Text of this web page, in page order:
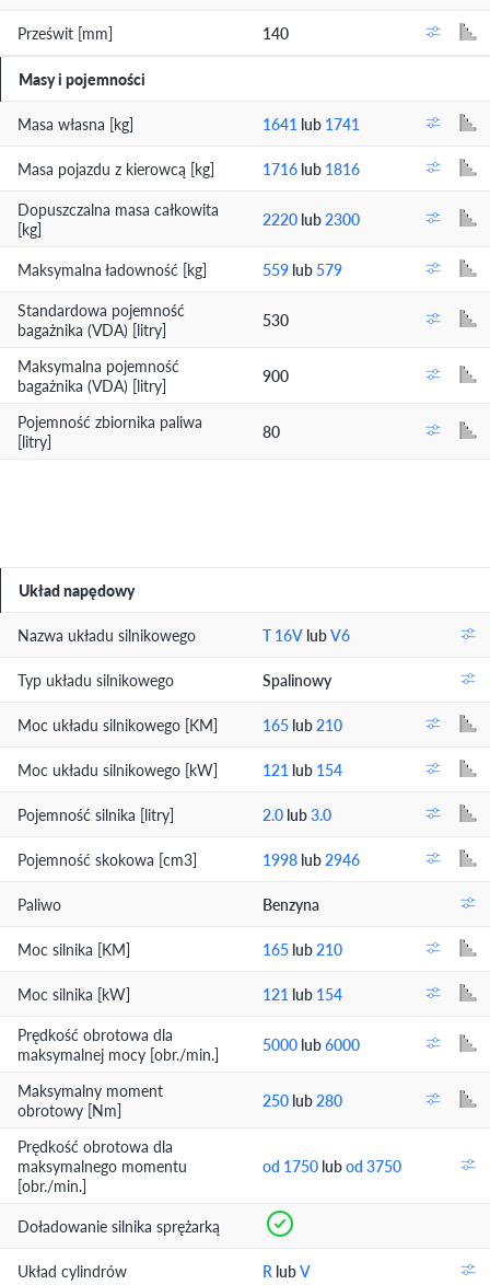
Prześwit [mm] 140
Masy i pojemności
Masa własna [kg] 1641 lub 1741
Masa pojazdu z kierowcą [kg] 1716 lub 1816
Dopuszczalna masa całkowita
[kg]
2220 lub2300
Maksymalna ładowność [kg] 559 lub 579
Standardowa pojemność
bagażnika (VDA) [litry]
530
Maksymalna pojemność
bagażnika (VDA) [litry]
900
Pojemność zbiornika paliwa
[litry]
80
Układ napędowy
Nazwa układu silnikowego T 16V lubV6
Typ układu silnikowego Spalinowy
Moc układu silnikowego [KM] 165 lub210
Moc układu silnikowego [kW] 121 lub 154
Pojemność silnika [litry] 2.0 lub3.0
Pojemność skokowa [cm3] 1998 lub2946
Paliwo Benzyna
Moc silnika [KM] 165 lub210
Moc silnika [kW] 121 lub 154
Prędkość obrotowa dla
maksymalnej mocy [obr./min.]
5000 lub6000
Maksymalny moment
obrotowy [Nm]
250 lub280
Prędkość obrotowa dla
maksymalnego momentu
[obr./min.]
od 1750 lubod 3750
Doładowanie silnika sprężarką
Układ cylindrów R lubV